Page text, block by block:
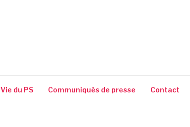
Vie du PS Communiqués de presse Contact